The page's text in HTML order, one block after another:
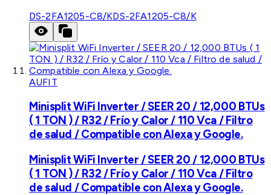
DS-2FA1205-C8/KDS-2FA1205-C8/K
AUFIT
Minisplit WiFi Inverter / SEER 20 / 12,000 BTUs
( 1 TON ) / R32 / Frío y Calor / 110 Vca / Filtro
de salud / Compatible con Alexa y Google.
Minisplit WiFi Inverter / SEER 20 / 12,000 BTUs
( 1 TON ) / R32 / Frío y Calor / 110 Vca / Filtro
de salud / Compatible con Alexa y Google.